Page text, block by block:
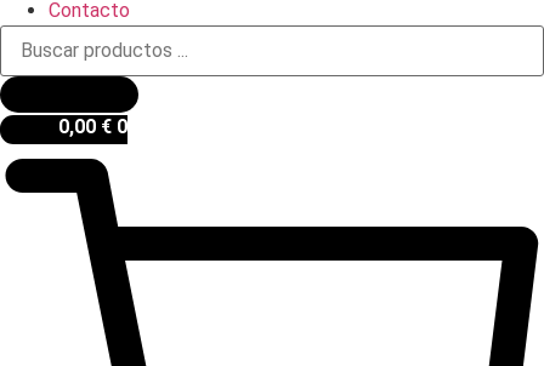
Contacto
Búsqueda
productos
0,00 € 0